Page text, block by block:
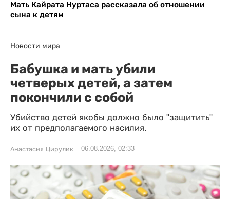
Мать Кайрата Нуртаса рассказала об отношении
сына к детям
Новости мира
Бабушка и мать убили
четверых детей, а затем
покончили с собой
Убийство детей якобы должно было "защитить"
их от предполагаемого насилия.
Анастасия Цирулик 06.08.2026, 02:33